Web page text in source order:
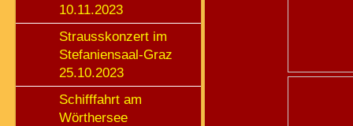
10.11.2023
Strausskonzert im
Stefaniensaal-Graz
25.10.2023
Schifffahrt am
Wörthersee